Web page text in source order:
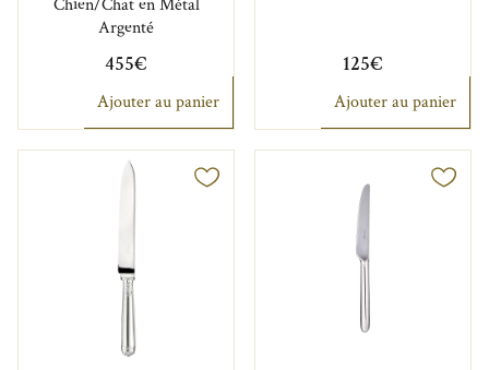
Chien/Chat en Métal
Argenté
455€
Ajouter au panier
125€
Ajouter au panier